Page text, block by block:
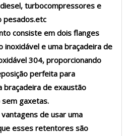
turbocompressores e
pesados.etc
consiste em dois flanges
inoxidável e uma braçadeira de
304, proporcionando
perfeita para
braçadeira de exaustão
gaxetas.
vantagens de usar uma
esses retentores são